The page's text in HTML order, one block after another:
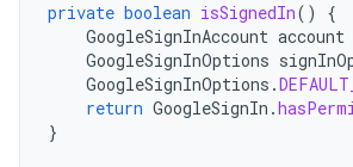
private boolean isSignedIn()
{
GoogleSignInAccount account
GoogleSignInOptions
GoogleSignInOptions .
return GoogleSignIn .
}